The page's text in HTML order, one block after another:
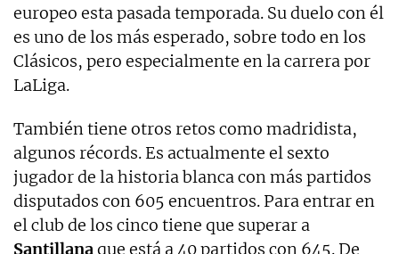
europeo esta pasada temporada. Su duelo con él
es uno de los más esperado, sobre todo en los
Clásicos, pero especialmente en la carrera por
LaLiga.
También tiene otros retos como madridista,
algunos récords. Es actualmente el sexto
jugador de la historia blanca con más partidos
disputados con 605 encuentros. Para entrar en
el club de los cinco tiene que superar a
Santillanaque está a 40 partidos con 645. De